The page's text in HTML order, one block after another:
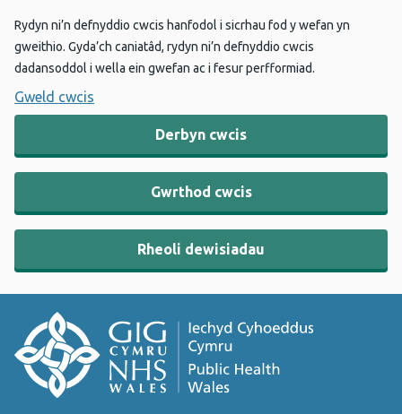
Rydyn ni’n defnyddio cwcis hanfodol i sicrhau fod y wefan yn
gweithio. Gyda’ch caniatâd, rydyn ni’n defnyddio cwcis
dadansoddol i wella ein gwefan ac i fesur perfformiad.
Gweld cwcis
Derbyn cwcis
Gwrthod cwcis
Rheoli dewisiadau